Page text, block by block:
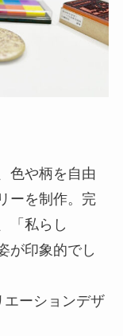
色や柄を自由
ーを制作。完
「私らし
が印象的でし
エーションデザ